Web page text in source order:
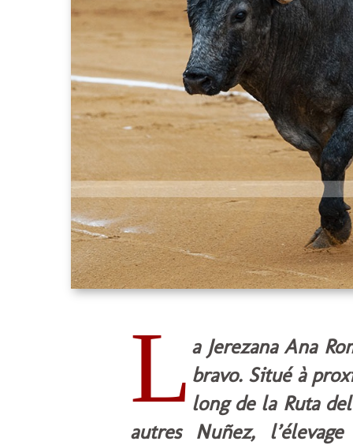
L a Jerezana Ana
bravo. Situé à
long de la Ruta
autres Nuñez,